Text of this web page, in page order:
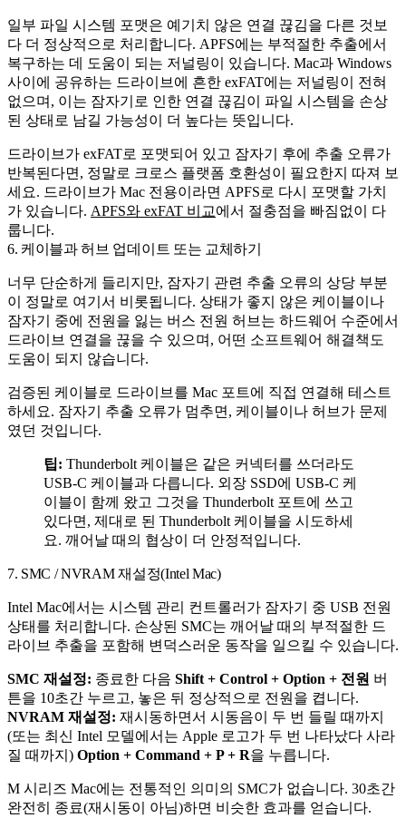
일부 파일 시스템 포맷은 예기치 않은 연결 끊김을 다른 것보
다 더 정상적으로 처리합니다. APFS에는 부적절한 추출에서
복구하는 데 도움이 되는 저널링이 있습니다. Mac과 Windows
사이에 공유하는 드라이브에 흔한 exFAT에는 저널링이 전혀
없으며, 이는 잠자기로 인한 연결 끊김이 파일 시스템을 손상
된 상태로 남길 가능성이 더 높다는 뜻입니다.
드라이브가 exFAT로 포맷되어 있고 잠자기 후에 추출 오류가
반복된다면, 정말로 크로스 플랫폼 호환성이 필요한지 따져 보
세요. 드라이브가 Mac 전용이라면 APFS로 다시 포맷할 가치
가 있습니다. APFS와 exFAT 비교에서 절충점을 빠짐없이 다
룹니다.
6. 케이블과 허브 업데이트 또는 교체하기
너무 단순하게 들리지만, 잠자기 관련 추출 오류의 상당 부분
이 정말로 여기서 비롯됩니다. 상태가 좋지 않은 케이블이나
잠자기 중에 전원을 잃는 버스 전원 허브는 하드웨어 수준에서
드라이브 연결을 끊을 수 있으며, 어떤 소프트웨어 해결책도
도움이 되지 않습니다.
검증된 케이블로 드라이브를 Mac 포트에 직접 연결해 테스트
하세요. 잠자기 추출 오류가 멈추면, 케이블이나 허브가 문제
였던 것입니다.
팁: Thunderbolt 케이블은 같은 커넥터를 쓰더라도
USB-C 케이블과 다릅니다. 외장 SSD에 USB-C 케
이블이 함께 왔고 그것을 Thunderbolt 포트에 쓰고
있다면, 제대로 된 Thunderbolt 케이블을 시도하세
요. 깨어날 때의 협상이 더 안정적입니다.
7. SMC / NVRAM 재설정(Intel Mac)
Intel Mac에서는 시스템 관리 컨트롤러가 잠자기 중 USB 전원
상태를 처리합니다. 손상된 SMC는 깨어날 때의 부적절한 드
라이브 추출을 포함해 변덕스러운 동작을 일으킬 수 있습니다.
SMC 재설정: 종료한 다음 Shift + Control + Option + 전원 버
튼을 10초간 누르고, 놓은 뒤 정상적으로 전원을 켭니다.
NVRAM 재설정: 재시동하면서 시동음이 두 번 들릴 때까지
(또는 최신 Intel 모델에서는 Apple 로고가 두 번 나타났다 사라
질 때까지) Option + Command + P + R을 누릅니다.
M 시리즈 Mac에는 전통적인 의미의 SMC가 없습니다. 30초간
완전히 종료(재시동이 아님)하면 비슷한 효과를 얻습니다.